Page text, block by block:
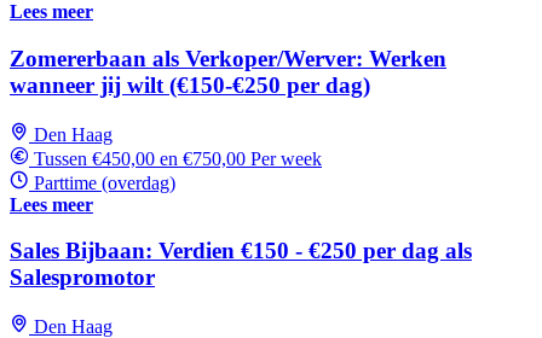
Lees meer
Zomererbaan als Verkoper/Werver: Werken
wanneer jij wilt (€150-€250 per dag)
Den Haag
Tussen €450,00 en €750,00 Per week
Parttime (overdag)
Lees meer
Sales Bijbaan: Verdien €150 - €250 per dag als
Salespromotor
Den Haag